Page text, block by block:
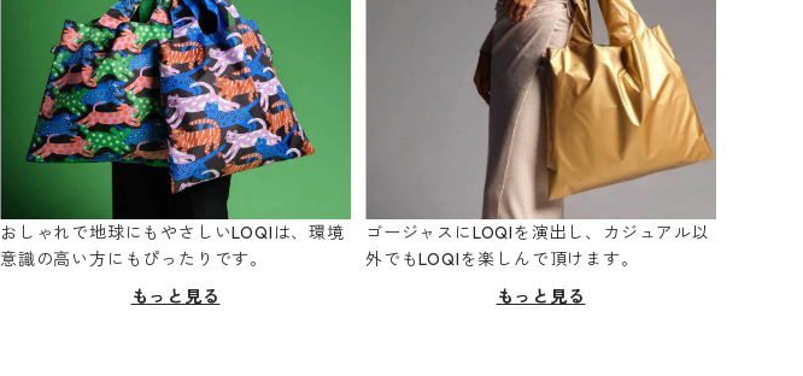
おしゃれで地球にもやさしいLOQIは、環境
意識の高い方にもぴったりです。
もっと見る
ゴージャスにLOQIを演出し、カジュアル以
外でもLOQIを楽しんで頂けます。
もっと見る